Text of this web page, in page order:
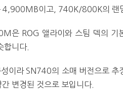
이고, 740K/800K의 랜
은 ROG 앨라이와 스팀 덱의 기
합니다.
이라 SN740의 소매 버전으로 추
변경된 것으로 보입니다.